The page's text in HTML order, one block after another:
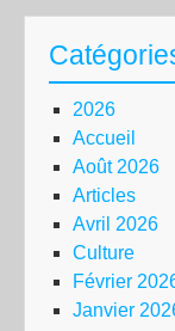
2026
Accueil
Août 2026
Articles
Avril 2026
Culture
Février
Janvier